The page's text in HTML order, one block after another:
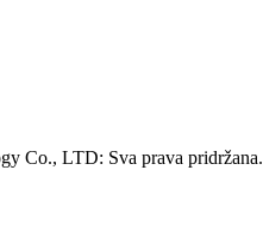
Co., LTD: Sva prava pridržana.